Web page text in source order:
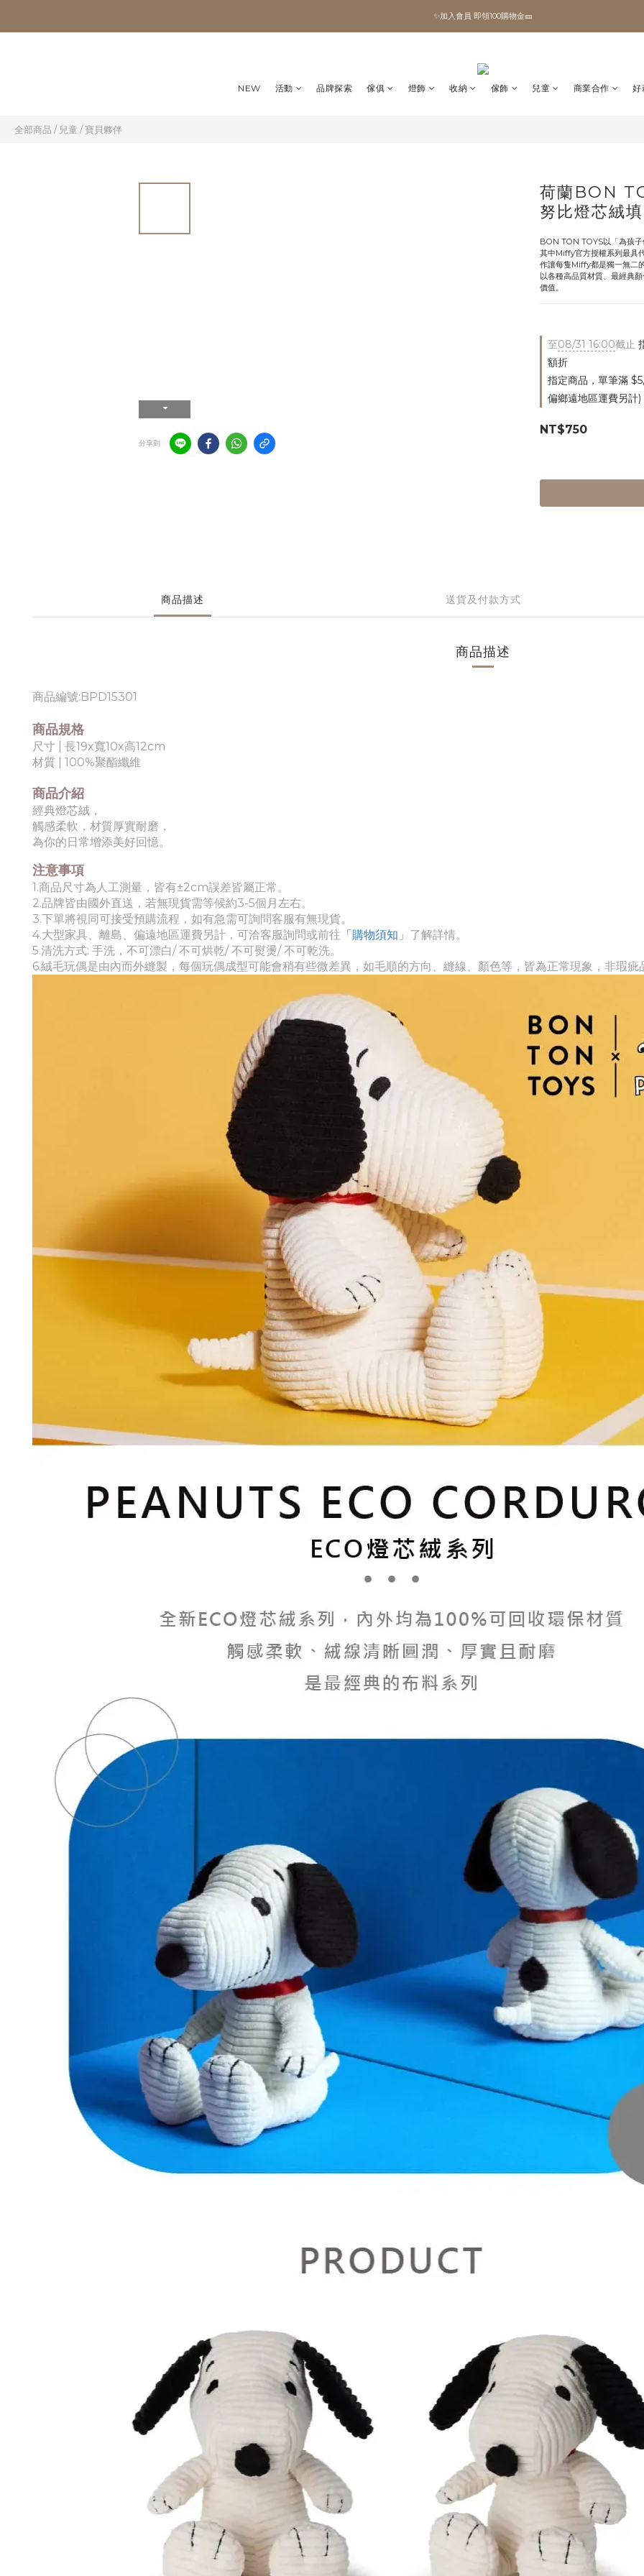
✨加入會員 即領100購物金🎫
✨加入會員 即領100購物金🎫
NEW 活動 品牌探索 傢俱 燈飾 收納 傢飾 兒童 商業合作 好
全部商品 / 兒童 /寶貝夥伴
分享到
荷蘭BON
努比燈芯絨
BON TON TOYS以「為孩
其中Miffy官方授權系列最具
作讓每隻Miffy都是獨一無二
以各種高品質材質、最經典
價值。
至08/31 16:00截止
額折
指定商品，單筆滿
偏鄉遠地區運費另計)
NT$750
商品描述 送貨及付款方式
商品描述
商品編號:BPD15301
商品規格
尺寸 | 長19x寬10x高12cm
材質 | 100%聚酯纖維
商品介紹
經典燈芯絨，
觸感柔軟，材質厚實耐磨，
為你的日常增添美好回憶。
注意事項
1.商品尺寸為人工測量，皆有±2cm誤差皆屬正常。
2.品牌皆由國外直送，若無現貨需等候約3-5個月左右。
3.下單將視同可接受預購流程，如有急需可詢問客服有無現貨。
4.大型家具、離島、偏遠地區運費另計，可洽客服詢問或前往 「購物須知」 了解詳情。
5.清洗方式: 手洗， 不可漂白/ 不可烘乾/ 不可熨燙/ 不可乾洗。
6.絨毛玩偶是由內而外縫製，每個玩偶成型可能會稍有些微差異， 如毛順的方向、縫線、顏色等，皆為正常現象，非瑕疵